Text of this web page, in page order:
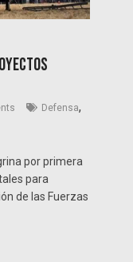
Defensa,
por primera
para
de las Fuerzas